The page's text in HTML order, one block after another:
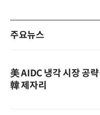
주요뉴스
美 AIDC 냉각 시장 공
韓 제자리